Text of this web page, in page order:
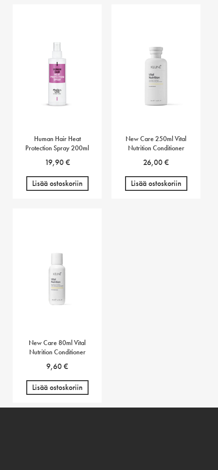
Human Hair Heat
Protection Spray 200ml
19,90€
Lisää ostoskoriin
New Care 250ml Vital
Nutrition Conditioner
26,00€
Lisää ostoskoriin
New Care 80ml Vital
Nutrition Conditioner
9,60€
Lisää ostoskoriin